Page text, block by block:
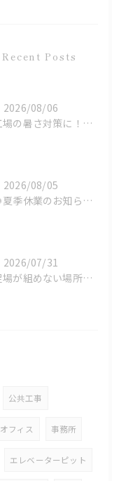
Recent Posts
2026/08/06
工場の暑さ対策に！遮熱塗料「アドクールAQUA」施工前の温度測定を設置
2026/08/05
🌻夏季休業のお知らせ🌻
2026/07/31
足場が組めない場所でも施工可能！ロープアクセス工法の特徴と対応できる工事
公共工事
オフィス 事務所
エレベーターピット